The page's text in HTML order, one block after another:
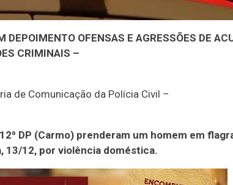
DEPOIMENTO OFENSAS E AGRESSÕES DE
CRIMINAIS –
de Comunicação da Polícia Civil –
DP (Carmo) prenderam um homem em
13/12, por violência doméstica.